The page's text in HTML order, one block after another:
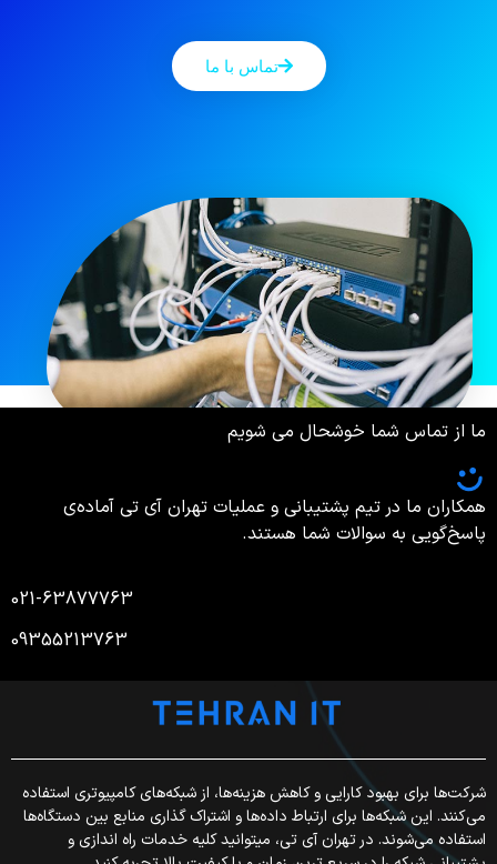
تماس با ما
ما از تماس شما خوشحال می شویم
همکاران ما در تیم پشتیبانی و عملیات تهران آی تی آماده‌ی
پاسخ‌گویی به سوالات شما هستند.
021-63877763
09355213763
شرکت‌ها برای بهبود کارایی و کاهش هزینه‌ها، از شبکه‌های کامپیوتری استفاده
می‌کنند. این شبکه‌ها برای ارتباط داده‌ها و اشتراک گذاری منابع بین دستگاه‌ها
استفاده می‌شوند. در تهران آی تی، میتوانید کلیه خدمات راه اندازی و